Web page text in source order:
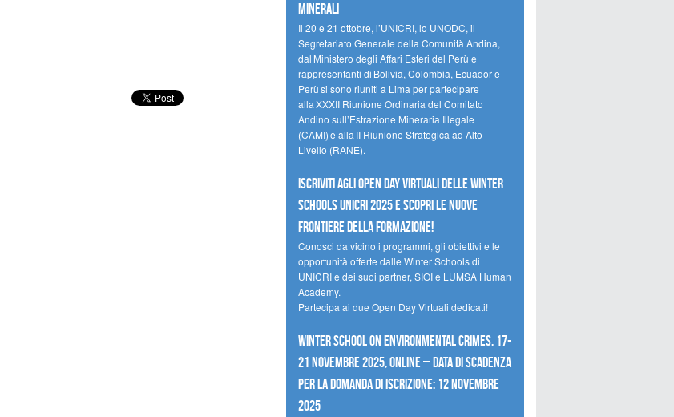
minerali
Il 20 e 21 ottobre, l’UNICRI, lo UNODC, il
Segretariato Generale della Comunità Andina,
dal Ministero degli Affari Esteri del Perù e
rappresentanti di Bolivia, Colombia, Ecuador e
Perù si sono riuniti a Lima per partecipare
alla XXXII Riunione Ordinaria del Comitato
Andino sull’Estrazione Mineraria Illegale
(CAMI) e alla II Riunione Strategica ad Alto
Livello (RANE).
Iscriviti agli Open Day Virtuali delle Winter
Schools UNICRI 2025 e scopri le nuove
frontiere della formazione!
Conosci da vicino i programmi, gli obiettivi e le
opportunità offerte dalle Winter Schools di
UNICRI e dei suoi partner, SIOI e LUMSA Human
Academy.
Partecipa ai due Open Day Virtuali dedicati!
Winter School on Environmental Crimes, 17-
21 novembre 2025, Online – Data di scadenza
per la domanda di iscrizione: 12 novembre
2025